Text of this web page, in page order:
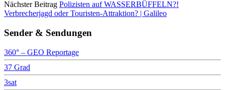
Nächster Beitrag Polizisten auf WASSERBÜFFELN?!
Verbrecherjagd oder Touristen-Attraktion? | Galileo
Sender & Sendungen
360° – GEO Reportage
37 Grad
3sat